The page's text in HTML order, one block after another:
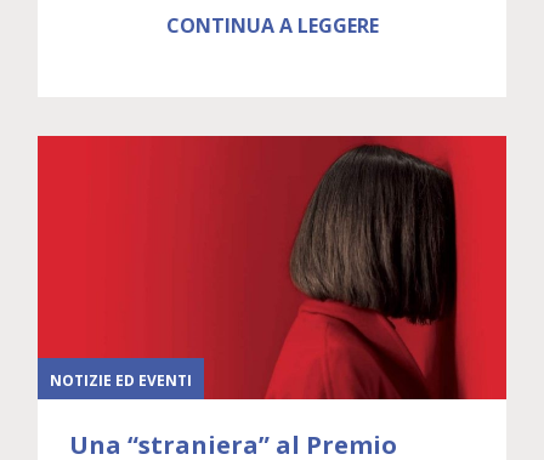
CONTINUA A LEGGERE
NOTIZIE ED EVENTI
Una “straniera” al Premio